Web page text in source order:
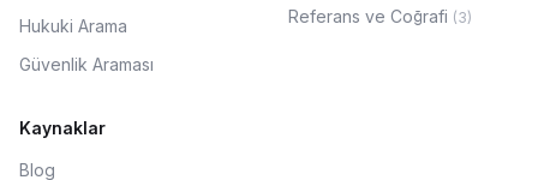
Hukuki Arama
Güvenlik Araması
Referans ve Coğrafi (3)
Kaynaklar
Blog